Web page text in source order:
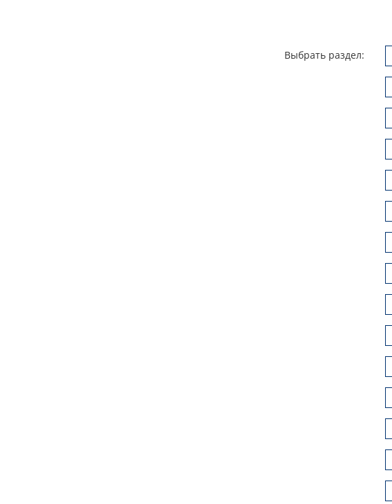
Выбрать раздел: